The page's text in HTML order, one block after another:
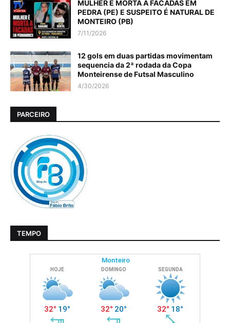
MULHER É MORTA A FACADAS EM
PEDRA (PE) E SUSPEITO É NATURAL DE
MONTEIRO (PB)
7/11/2026
12 gols em duas partidas movimentam
sequencia da 2ª rodada da Copa
Monteirense de Futsal Masculino
4/30/2026
PARCEIRO
TEMPO